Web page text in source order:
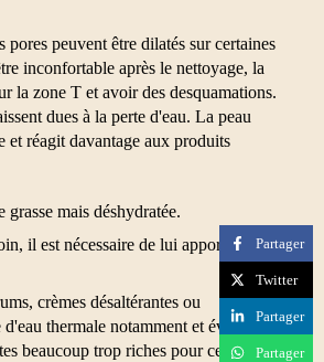
pores peuvent être dilatés sur certaines
inconfortable après le nettoyage, la
la zone T et avoir des desquamations.
dues à la perte d'eau. La peau
et réagit davantage aux produits
grasse mais déshydratée.
il est nécessaire de lui apporter de
crèmes désaltérantes ou
d'eau thermale notamment et éviter les
beaucoup trop riches pour cet état de
Partager
Twitter
Partager
Partager